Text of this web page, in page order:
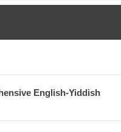
English-Yiddish